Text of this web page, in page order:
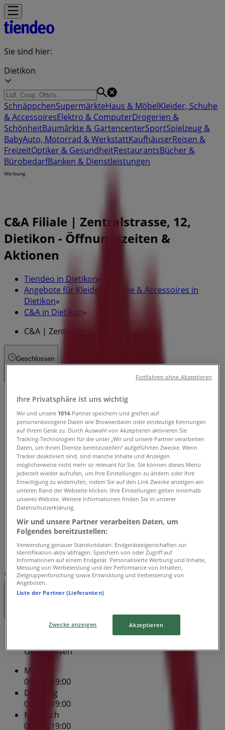
Sie sind hier:
Dietikon
SchnäppchenSupermärkteHaus & MöbelKleider, Schuhe
& AccessoiresElektro & ComputerDrogerien &
SchönheitBaumärkte & GartencenterSportSpielzeug &
BabyAuto, Motorrad & WerkstattKaufhäuserReisen &
FreizeitOptiker & GesundheitRestaurantsBücher &
BürobedarfBanken & Dienstleistungen
Werbung
C&A Filiale | Zentralstrasse, 12,
Dietikon - Öffnungszeiten &
Aktionen
Tiendeo in Dietikon»
Angebote für Kleider, Schuhe & Accessoires in
Dietikon»
C&A in Dietikon»
C&A | Zentralstrasse, 12
Geschlossen
Sonntag
Geschlossen
Montag
09:00 - 19:00
Dienstag
09:00 - 19:00
Mittwoch
09:00 - 19:00
Donnerstag
09:00 - 19:00
Freitag
09:00 - 19:00
Samstag
09:00 - 17:00
Karte
+41 58 637 01 14
Geschlossen
Geschlossen
Montag
09:00 - 19:00
Dienstag
09:00 - 19:00
Mittwoch
09:00 - 19:00
Ihre Privatsphäre ist uns wichtig
Wir und unsere 1014-Partner speichern und greifen auf
personenbezogene Daten wie Browserdaten oder eindeutige Kennungen
auf Ihrem Gerät zu. Durch Auswahl von Akzeptieren aktivieren Sie
Tracking-Technologien für die unter „Wir und unsere Partner verarbeiten
Daten, um Ihnen Dienste bereitzustellen“ aufgeführten Zwecke. Wenn
Tracker deaktiviert sind, sind manche Inhalte und Anzeigen
möglicherweise nicht mehr so relevant für Sie. Sie können dieses Menü
jederzeit wieder aufrufen, um Ihre Einstellungen zu ändern oder Ihre
Einwilligung zu widerrufen, indem Sie auf den Link Zwecke anzeigen am
unteren Rand der Webseite klicken. Ihre Einstellungen gelten innerhalb
unseres Website. Weitere Informationen finden Sie in unserer
Datenschutzerklärung.
Wir und unsere Partner verarbeiten Daten, um
Folgendes bereitzustellen:
Verwendung genauer Standortdaten. Endgeräteeigenschaften zur
Identifikation aktiv abfragen. Speichern von oder Zugriff auf
Informationen auf einem Endgerät. Personalisierte Werbung und Inhalte,
Messung von Werbeleistung und der Performance von Inhalten,
Zielgruppenforschung sowie Entwicklung und Verbesserung von
Angeboten.
Liste der Partner (Lieferanten)
Zwecke anzeigen Akzeptieren
Fortfahren ohne Akzeptieren